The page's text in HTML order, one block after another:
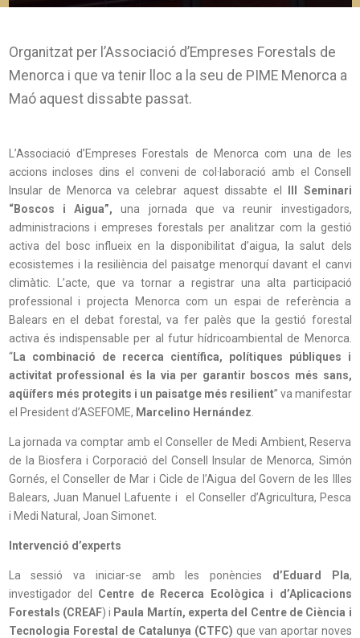
Organitzat per l’Associació d’Empreses Forestals de
Menorca i que va tenir lloc a la seu de PIME Menorca a
Maó aquest dissabte passat.
L’Associació d’Empreses Forestals de Menorca com una de les
accions incloses dins el conveni de col·laboració amb el Consell
Insular de Menorca va celebrar aquest dissabte el
III Seminari
“Boscos i Aigua”, una jornada que va reunir investigadors,
administracions i empreses forestals per analitzar com la gestió
activa del bosc influeix en la disponibilitat d’aigua, la salut dels
ecosistemes i la resiliència del paisatge menorquí davant el canvi
climàtic. L’acte, que va tornar a registrar una alta participació
professional i projecta Menorca com un espai de referència a
Balears en el debat forestal, va fer palès que la gestió forestal
activa és indispensable per al futur hídricoambiental de Menorca.
“La combinació de recerca científica, polítiques públiques i
activitat professional és la via per garantir boscos més sans,
aqüífers més protegits i un paisatge més resilient” va manifestar
el President d’ASEFOME, Marcelino Hernández
La jornada va comptar amb el Conseller de Medi Ambient, Reserva
de la Biosfera i Corporació del Consell Insular de Menorca, Simón
Gornés, el Conseller de Mar i Cicle de l’Aigua del Govern de les Illes
Balears, Juan Manuel Lafuente i el Conseller d’Agricultura, Pesca
i Medi Natural, Joan Simonet.
Intervenció d’experts
La sessió va iniciar-se amb les ponències d’Eduard Pla,
investigador del Centre de Recerca
Ecològica i d’Aplicacions
Forestals (CREAF) i Paula Martín, experta del Centre de Ciència i
Tecnologia Forestal de Catalunya (CTFC) que van aportar noves